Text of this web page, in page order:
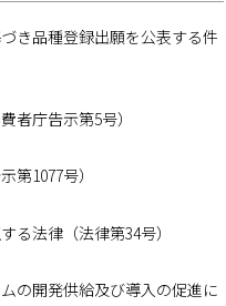
き品種登録出願を公表する件
者庁告示第5号）
第1077号）
る法律（法律第34号）
の開発供給及び導入の促進に